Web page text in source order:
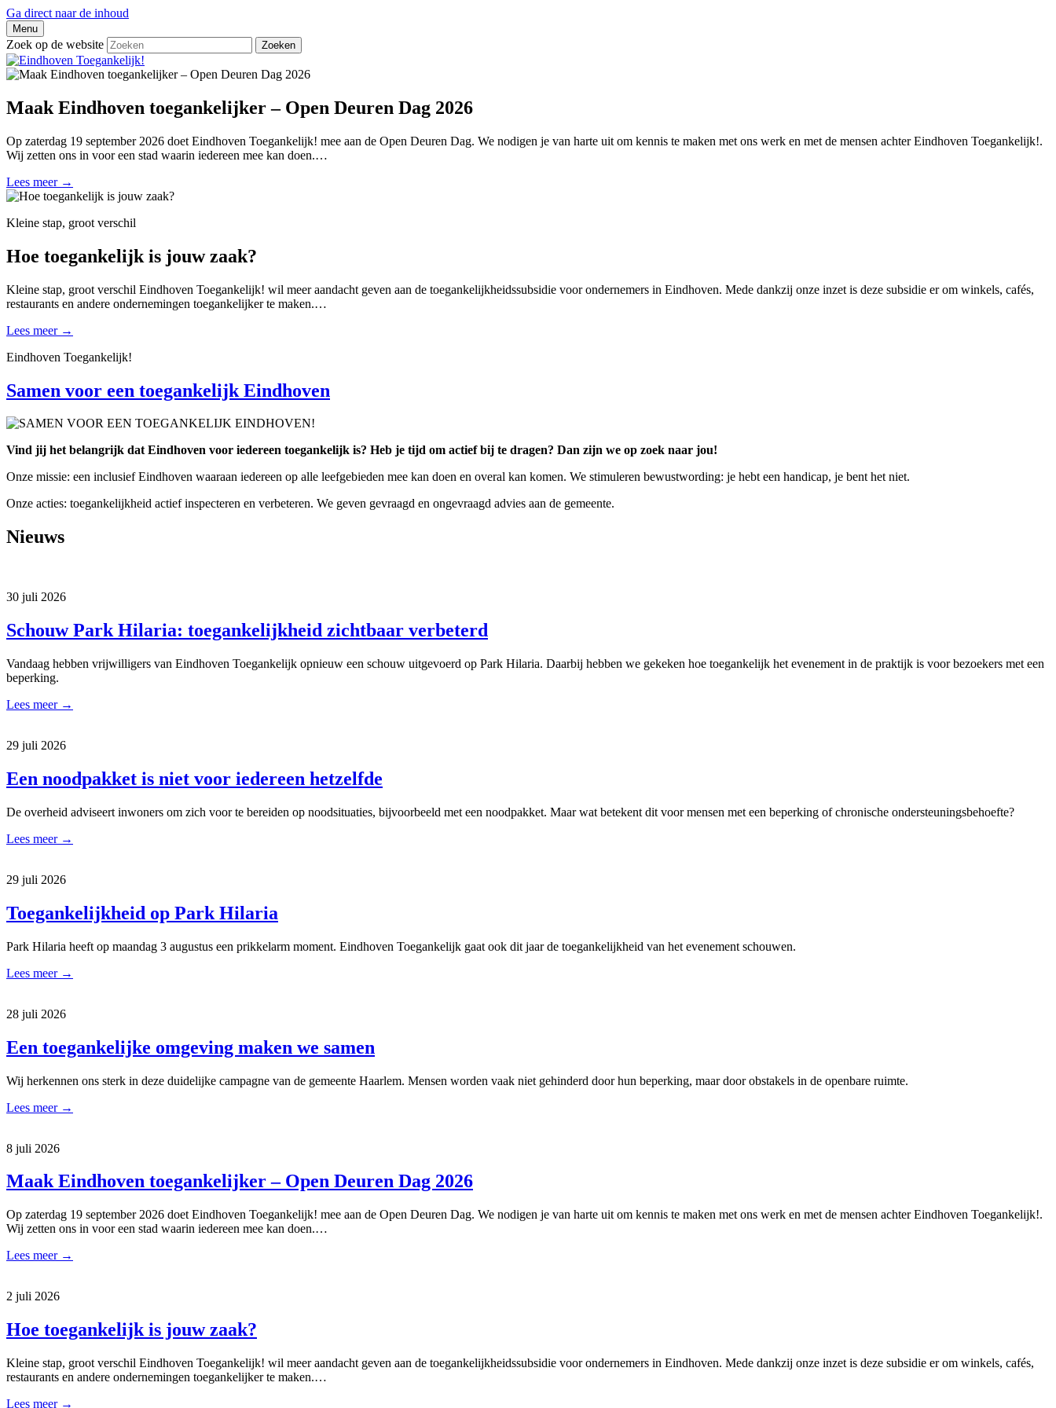
Ga direct naar de inhoud
Menu
Zoek op de website Zoeken
Maak Eindhoven toegankelijker – Open Deuren Dag 2026
Op zaterdag 19 september 2026 doet Eindhoven Toegankelijk! mee aan de Open Deuren Dag. We nodigen je van harte uit om kennis te maken met ons werk en met de mensen achter Eindhoven Toegankelijk!.
Wij zetten ons in voor een stad waarin iedereen mee kan doen.…
Lees meer →
Kleine stap, groot verschil
Hoe toegankelijk is jouw zaak?
Kleine stap, groot verschil Eindhoven Toegankelijk! wil meer aandacht geven aan de toegankelijkheidssubsidie voor ondernemers in Eindhoven. Mede dankzij onze inzet is deze subsidie er om winkels, cafés,
restaurants en andere ondernemingen toegankelijker te maken.…
Lees meer →
Eindhoven Toegankelijk!
Samen voor een toegankelijk Eindhoven
Vind jij het belangrijk dat Eindhoven voor iedereen toegankelijk is? Heb je tijd om actief bij te dragen? Dan zijn we op zoek naar jou!
Onze missie: een inclusief Eindhoven waaraan iedereen op alle leefgebieden mee kan doen en overal kan komen. We stimuleren bewustwording: je hebt een handicap, je bent het niet.
Onze acties: toegankelijkheid actief inspecteren en verbeteren. We geven gevraagd en ongevraagd advies aan de gemeente.
Nieuws
30 juli 2026
Schouw Park Hilaria: toegankelijkheid zichtbaar verbeterd
Vandaag hebben vrijwilligers van Eindhoven Toegankelijk opnieuw een schouw uitgevoerd op Park Hilaria. Daarbij hebben we gekeken hoe toegankelijk het evenement in de praktijk is voor bezoekers met een
beperking.
Lees meer →
29 juli 2026
Een noodpakket is niet voor iedereen hetzelfde
De overheid adviseert inwoners om zich voor te bereiden op noodsituaties, bijvoorbeeld met een noodpakket. Maar wat betekent dit voor mensen met een beperking of chronische ondersteuningsbehoefte?
Lees meer →
29 juli 2026
Toegankelijkheid op Park Hilaria
Park Hilaria heeft op maandag 3 augustus een prikkelarm moment. Eindhoven Toegankelijk gaat ook dit jaar de toegankelijkheid van het evenement schouwen.
Lees meer →
28 juli 2026
Een toegankelijke omgeving maken we samen
Wij herkennen ons sterk in deze duidelijke campagne van de gemeente Haarlem. Mensen worden vaak niet gehinderd door hun beperking, maar door obstakels in de openbare ruimte.
Lees meer →
8 juli 2026
Maak Eindhoven toegankelijker – Open Deuren Dag 2026
Op zaterdag 19 september 2026 doet Eindhoven Toegankelijk! mee aan de Open Deuren Dag. We nodigen je van harte uit om kennis te maken met ons werk en met de mensen achter Eindhoven Toegankelijk!.
Wij zetten ons in voor een stad waarin iedereen mee kan doen.…
Lees meer →
2 juli 2026
Hoe toegankelijk is jouw zaak?
Kleine stap, groot verschil Eindhoven Toegankelijk! wil meer aandacht geven aan de toegankelijkheidssubsidie voor ondernemers in Eindhoven. Mede dankzij onze inzet is deze subsidie er om winkels, cafés,
restaurants en andere ondernemingen toegankelijker te maken.…
Lees meer →